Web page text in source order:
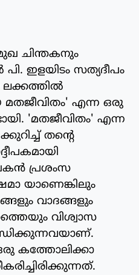
ചിന്തകനും
ഇളയിടം സത്യദീപം
ലക്കത്തില്‍
മതജീവിതം' എന്ന ഒരു
'മതജീവിതം' എന്ന
തന്റെ
പ്രശംസ
യാണെങ്കിലും
വാദങ്ങളും
വിശ്വാസ
കത്തോലിക്കാ